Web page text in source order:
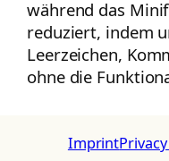
während das
reduziert, indem
Leerzeichen,
ohne die
Imprint